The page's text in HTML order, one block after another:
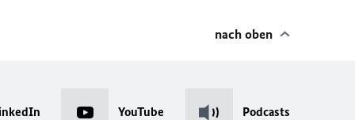
nach oben
YouTube Podcasts